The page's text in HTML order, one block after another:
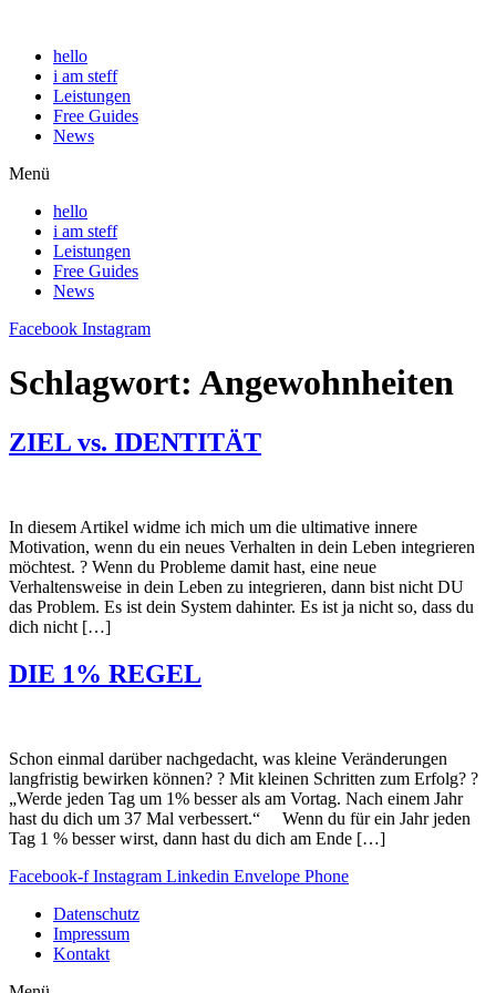
hello
i am steff
Leistungen
Free Guides
News
Menü
hello
i am steff
Leistungen
Free Guides
News
Facebook Instagram
Schlagwort: Angewohnheiten
ZIEL vs. IDENTITÄT
In diesem Artikel widme ich mich um die ultimative innere
Motivation, wenn du ein neues Verhalten in dein Leben integrieren
möchtest. ? Wenn du Probleme damit hast, eine neue
Verhaltensweise in dein Leben zu integrieren, dann bist nicht DU
das Problem. Es ist dein System dahinter. Es ist ja nicht so, dass du
dich nicht […]
DIE 1% REGEL
Schon einmal darüber nachgedacht, was kleine Veränderungen
langfristig bewirken können? ? Mit kleinen Schritten zum Erfolg? ?
„Werde jeden Tag um 1% besser als am Vortag. Nach einem Jahr
hast du dich um 37 Mal verbessert.“ Wenn du für ein Jahr jeden
Tag 1 % besser wirst, dann hast du dich am Ende […]
Facebook-f Instagram Linkedin Envelope Phone
Datenschutz
Impressum
Kontakt